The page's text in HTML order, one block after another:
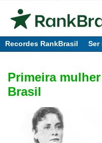
Recordes RankBrasil Ser
Primeira
Brasil